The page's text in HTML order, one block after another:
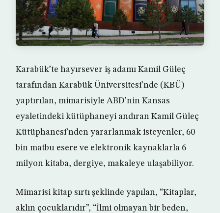
Karabük’te hayırsever iş adamı Kamil Güleç
tarafından Karabük Üniversitesi’nde (KBÜ)
yaptırılan, mimarisiyle ABD’nin Kansas
eyaletindeki kütüphaneyi andıran Kamil Güleç
Kütüphanesi’nden yararlanmak isteyenler, 60
bin matbu esere ve elektronik kaynaklarla 6
milyon kitaba, dergiye, makaleye ulaşabiliyor.
Mimarisi kitap sırtı şeklinde yapılan, “Kitaplar,
aklın çocuklarıdır”, “İlmi olmayan bir beden,